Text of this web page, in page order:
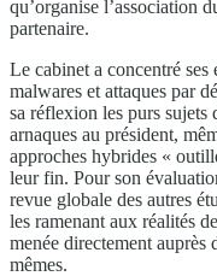
qu’organise l’association
partenaire.
Le cabinet a concentré
malwares et attaques par
sa réflexion les purs sujets
arnaques au président,
approches hybrides «
leur fin. Pour son
revue globale des autres
les ramenant aux réalités
menée directement auprès
mêmes.